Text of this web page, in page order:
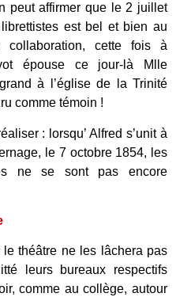
peut affirmer que le 2 juillet
est bel et bien au
collaboration, cette fois à
épouse ce jour-là Mlle
à l’église de la Trinité
comme témoin !
: lorsqu’ Alfred s’unit à
le 7 octobre 1854, les
ne se sont pas encore
le théâtre ne les lâchera pas
leurs bureaux respectifs
comme au collège, autour